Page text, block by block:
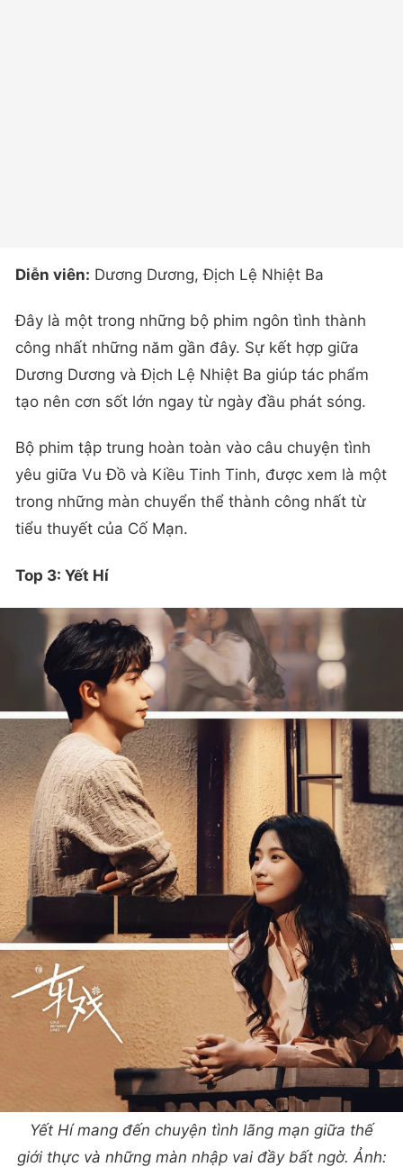
Diễn viên: Dương Dương, Địch Lệ Nhiệt Ba
Đây là một trong những bộ phim ngôn tình thành
công nhất những năm gần đây. Sự kết hợp giữa
Dương Dương và Địch Lệ Nhiệt Ba giúp tác phẩm
tạo nên cơn sốt lớn ngay từ ngày đầu phát sóng.
Bộ phim tập trung hoàn toàn vào câu chuyện tình
yêu giữa Vu Đồ và Kiều Tinh Tinh, được xem là một
trong những màn chuyển thể thành công nhất từ
tiểu thuyết của Cố Mạn.
Top 3: Yết Hí
Yết Hí mang đến chuyện tình lãng mạn giữa thế
giới thực và những màn nhập vai đầy bất ngờ. Ảnh: